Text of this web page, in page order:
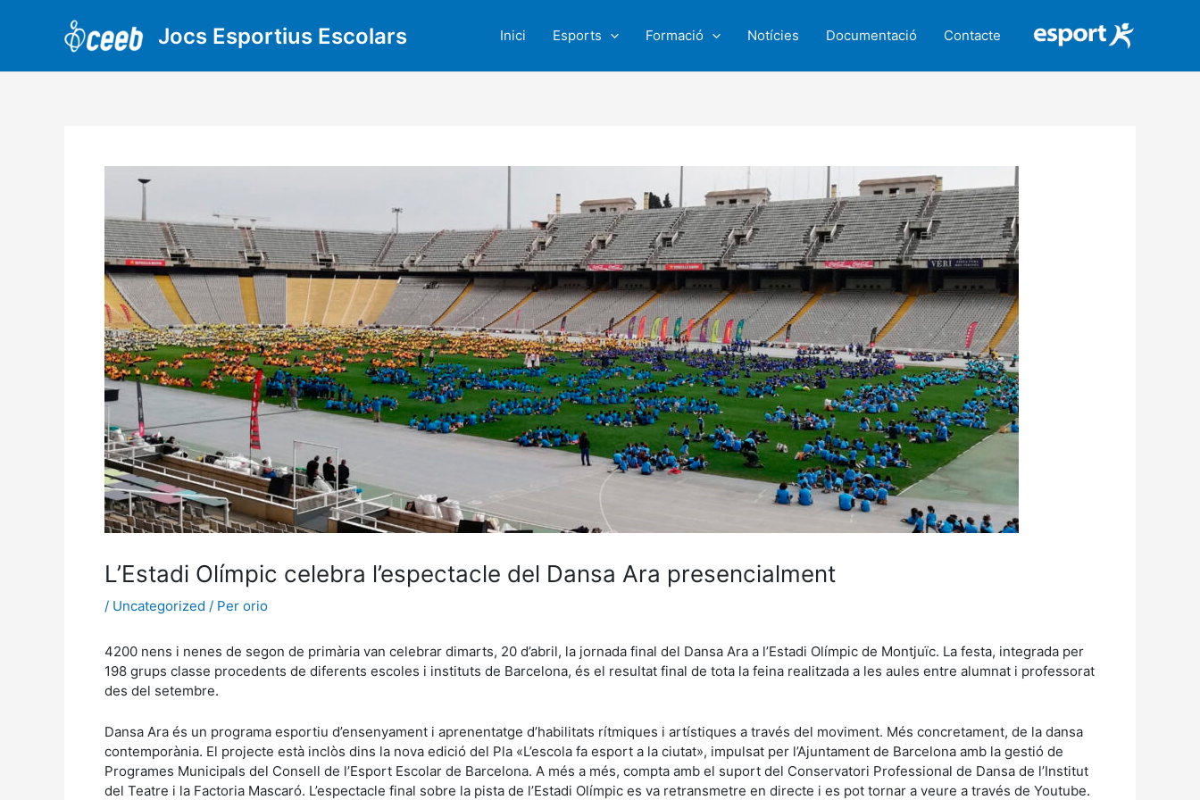
Jocs Esportius Escolars Inici Esports Formació Notícies Documentació Contacte
L’Estadi Olímpic celebra l’espectacle del Dansa Ara presencialment
/ Uncategorized / Per orio
4200 nens i nenes de segon de primària van celebrar dimarts, 20 d’abril, la jornada final del Dansa Ara a l’Estadi Olímpic de Montjuïc. La festa, integrada per
198 grups classe procedents de diferents escoles i instituts de Barcelona, és el resultat final de tota la feina realitzada a les aules entre alumnat i professorat
des del setembre.
Dansa Ara és un programa esportiu d’ensenyament i aprenentatge d’habilitats rítmiques i artístiques a través del moviment. Més concretament, de la dansa
contemporània. El projecte està inclòs dins la nova edició del Pla «L’escola fa esport a la ciutat», impulsat per l’Ajuntament de Barcelona amb la gestió de
Programes Municipals del Consell de l’Esport Escolar de Barcelona. A més a més, compta amb el suport del Conservatori Professional de Dansa de l’Institut
del Teatre i la Factoria Mascaró. L’espectacle final sobre la pista de l’Estadi Olímpic es va retransmetre en directe i es pot tornar a veure a través de Youtube.